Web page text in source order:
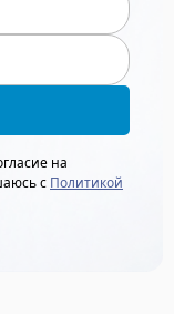
на
с Политикой